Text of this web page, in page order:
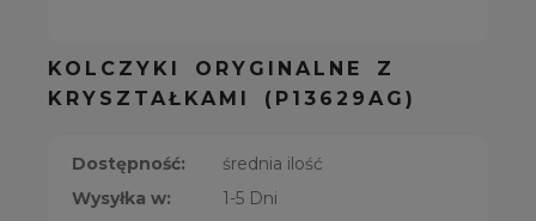
KOLCZYKI ORYGINALNE Z
KRYSZTAŁKAMI (P13629AG)
Dostępność:
średnia ilość
Wysyłka w:
1-5 Dni